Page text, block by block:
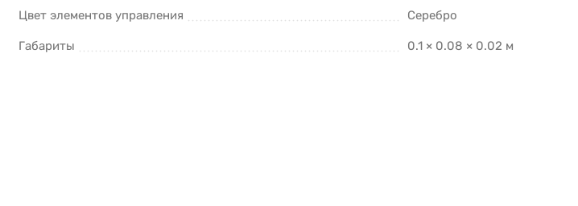
Цвет элементов управления Серебро
Габариты 0.1 × 0.08 × 0.02 м